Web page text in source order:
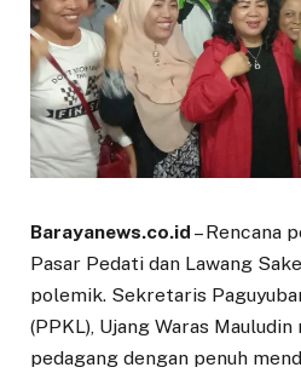
Barayanews.co.id – Rencana
Pasar Pedati dan Lawang
polemik. Sekretaris
(PPKL), Ujang Waras
pedagang dengan penuh